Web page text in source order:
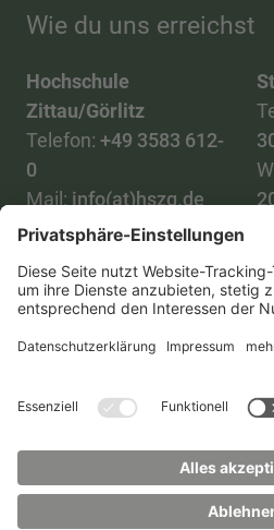
Wie du uns erreichst
Hochschule
Zittau/Görlitz
Telefon: +49 3583 612-
0
Mail: info(at)hszg.de
Alle Studiengänge
Impressum